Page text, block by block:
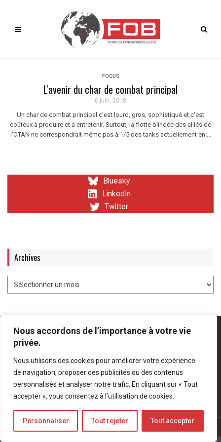
Nous accordons de l’importance à votre vie
privée.
Nous utilisons des cookies pour améliorer votre expérience
de navigation, proposer des publicités ou des contenus
personnalisés et analyser notre trafic. En cliquant sur « Tout
accepter », vous consentez à l’utilisation de cookies.
Personnaliser Tout rejeter Tout accepter
FOCUS
L'avenir du char de combat principal
6 juin, 2018
Un char de combat principal c'est lourd, gros, sophistiqué et c'est
coûteux à produire et à entretenir. Surtout, la flotte blindée des alliés de
l'OTAN ne correspondrait même pas à 1/5 des tanks actuellement en ...
Bluesky
LinkedIn
Twitter
Archives
Mentions légales-Politique de confidentialité
Bluesky
LinkedIn
Twitter
© Forces Operations Blog - 2022